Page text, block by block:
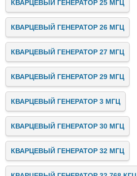
КВАРЦЕВЫЙ ГЕНЕРАТОР 25 МГЦ
КВАРЦЕВЫЙ ГЕНЕРАТОР 26 МГЦ
КВАРЦЕВЫЙ ГЕНЕРАТОР 27 МГЦ
КВАРЦЕВЫЙ ГЕНЕРАТОР 29 МГЦ
КВАРЦЕВЫЙ ГЕНЕРАТОР 3 МГЦ
КВАРЦЕВЫЙ ГЕНЕРАТОР 30 МГЦ
КВАРЦЕВЫЙ ГЕНЕРАТОР 32 МГЦ